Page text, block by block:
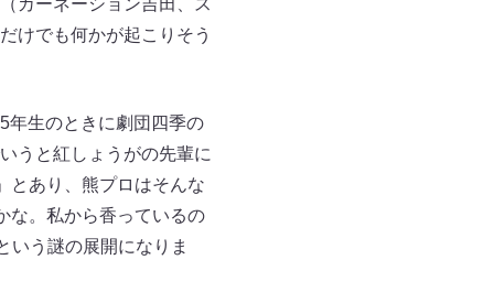
けでも何かが起こりそう
年生のときに劇団四季の
うと紅しょうがの先輩に
とあり、熊プロはそんな
な。私から香っているの
いう謎の展開になりま